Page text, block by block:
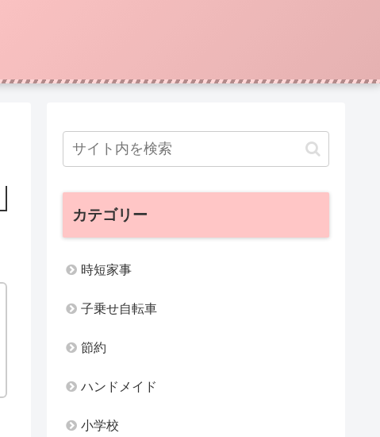
カテゴリー
時短家事
子乗せ自転車
節約
ハンドメイド
小学校